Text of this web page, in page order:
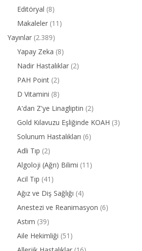
Editöryal (8)
Makaleler (11)
Yayınlar (2.389)
Yapay Zeka (8)
Nadir Hastalıklar (2)
PAH Point (2)
D Vitamini (8)
A'dan Z'ye Linagliptin (2)
Gold Kılavuzu Eşliğinde KOAH (3)
Solunum Hastalıkları (6)
Adli Tıp (2)
Algoloji (Ağrı) Bilimi (11)
Acil Tıp (41)
Ağız ve Diş Sağlığı (4)
Anestezi ve Reanimasyon (6)
Astım (39)
Aile Hekimliği (51)